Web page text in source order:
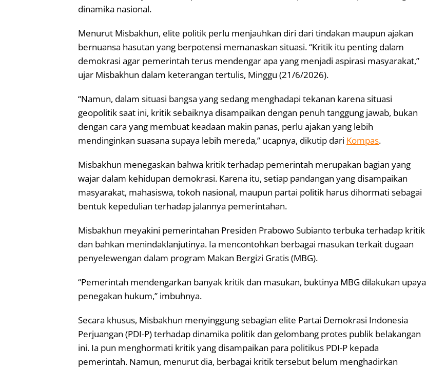
dinamika nasional.
Menurut Misbakhun, elite politik perlu menjauhkan diri dari tindakan maupun ajakan
bernuansa hasutan yang berpotensi memanaskan situasi. “Kritik itu penting dalam
demokrasi agar pemerintah terus mendengar apa yang menjadi aspirasi masyarakat,”
ujar Misbakhun dalam keterangan tertulis, Minggu (21/6/2026).
“Namun, dalam situasi bangsa yang sedang menghadapi tekanan karena situasi
geopolitik saat ini, kritik sebaiknya disampaikan dengan penuh tanggung jawab, bukan
dengan cara yang membuat keadaan makin panas, perlu ajakan yang lebih
mendinginkan suasana supaya lebih mereda,” ucapnya, dikutip dari Kompas.
Misbakhun menegaskan bahwa kritik terhadap pemerintah merupakan bagian yang
wajar dalam kehidupan demokrasi. Karena itu, setiap pandangan yang disampaikan
masyarakat, mahasiswa, tokoh nasional, maupun partai politik harus dihormati sebagai
bentuk kepedulian terhadap jalannya pemerintahan.
Misbakhun meyakini pemerintahan Presiden Prabowo Subianto terbuka terhadap kritik
dan bahkan menindaklanjutinya. Ia mencontohkan berbagai masukan terkait dugaan
penyelewengan dalam program Makan Bergizi Gratis (MBG).
“Pemerintah mendengarkan banyak kritik dan masukan, buktinya MBG dilakukan upaya
penegakan hukum,” imbuhnya.
Secara khusus, Misbakhun menyinggung sebagian elite Partai Demokrasi Indonesia
Perjuangan (PDI-P) terhadap dinamika politik dan gelombang protes publik belakangan
ini. Ia pun menghormati kritik yang disampaikan para politikus PDI-P kepada
pemerintah. Namun, menurut dia, berbagai kritik tersebut belum menghadirkan